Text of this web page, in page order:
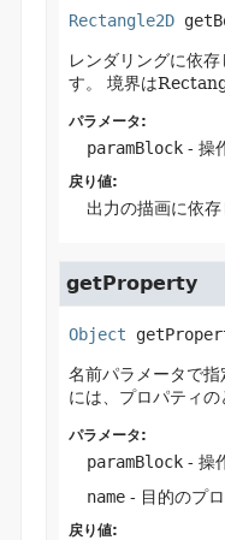
Rectangle2D
レンダリングに依
す。
境界は
パラメータ:
paramBlock- 操
戻り値:
出力の描画に依
getProperty
Object
名前パラメータで指
には、プロパティの
パラメータ:
paramBlock- 操
name- 目的のプ
戻り値: